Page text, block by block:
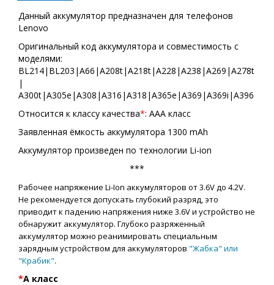
Данный аккумулятор предназначен для телефонов
Lenovo
Оригинальный код аккумулятора и совместимость с
моделями:
BL214|BL203|A66|A208t|A218t|A228|A238|A269|A278t
|
А300t|A305e|A308|A316|A318|A365e|A369|A369i|A396
Относится к классу качества*: AAA класс
Заявленная ёмкость аккумулятора 1300 mAh
Аккумулятор произведен по технологии Li-ion
***
Рабочее напряжение Li-Ion аккумуляторов от 3.6V до 4.2V.
Не рекомендуется допускать глубокий разряд, это
приводит к падению напряжения ниже 3.6V и устройство не
обнаружит аккумулятор. Глубоко разряженный
аккумулятор можно реанимировать специальным
зарядным устройством для аккумуляторов "Жабка" или
"Крабик".
*А класс